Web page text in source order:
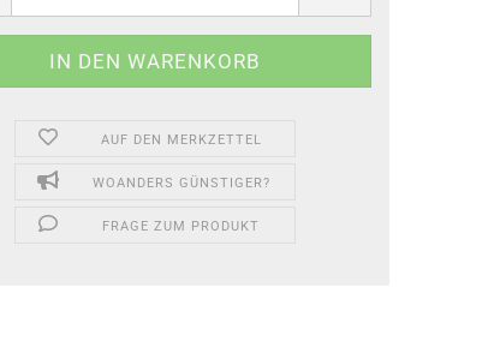
AUF DEN MERKZETTEL
WOANDERS GÜNSTIGER?
FRAGE ZUM PRODUKT